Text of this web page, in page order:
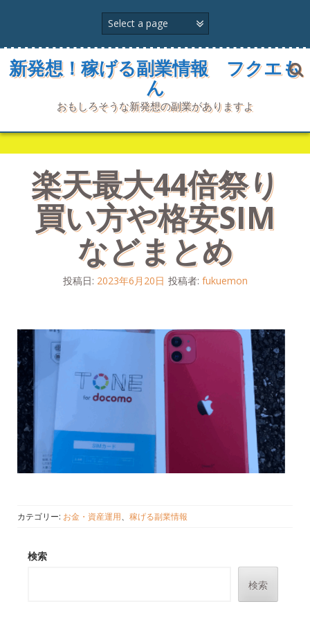
ン
プ
新発想！稼げる副業情報 フクエも
ん
おもしろそうな新発想の副業がありますよ
楽天最大44倍祭り
買い方や格安SIM
などまとめ
投稿日: 2023年6月20日 投稿者: fukuemon
カテゴリー: お金・資産運用、 稼げる副業情報
検索
検索